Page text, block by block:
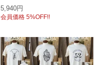
5,940円
会員価格 5%OFF!!